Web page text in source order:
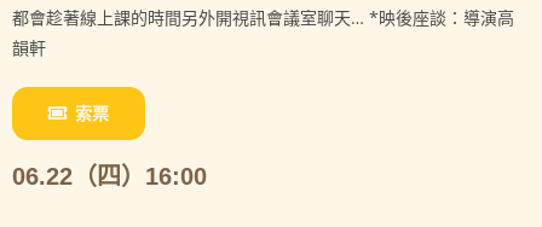
都會趁著線上課的時間另外開視訊會議室聊天… *映後座談：導演高
韻軒
索票
06.22（四）16:00